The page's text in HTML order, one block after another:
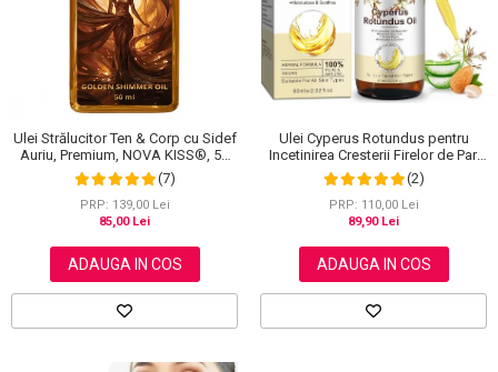
Scrub / Balsam de buze
Netestate pe Animale
Ulei Strălucitor Ten & Corp cu Sidef
Auriu, Premium, NOVA KISS®, 50
ml
(7)
PRP: 139,00 Lei
85,00 Lei
ADAUGA IN COS
Ulei Cyperus Rotundus pentru
Incetinirea Cresterii Firelor de Par,
Formula 100% Naturala, NOVA
KISS®, 60 ml
(2)
PRP: 110,00 Lei
89,90 Lei
ADAUGA IN COS